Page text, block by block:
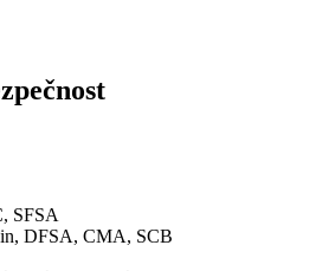
SFSA
DFSA, CMA, SCB